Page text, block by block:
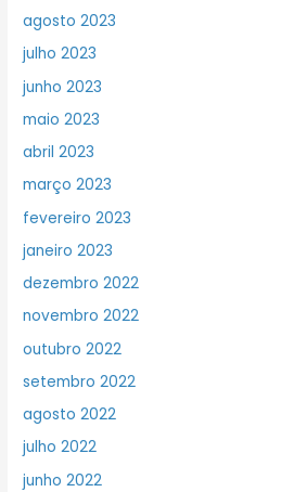
agosto 2023
julho 2023
junho 2023
maio 2023
abril 2023
março 2023
fevereiro 2023
janeiro 2023
dezembro 2022
novembro 2022
outubro 2022
setembro 2022
agosto 2022
julho 2022
junho 2022